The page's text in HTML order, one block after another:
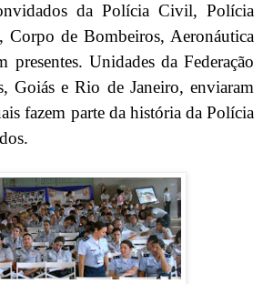
da Polícia Civil, Polícia
Corpo de Bombeiros, Aeronáutica
presentes. Unidades da Federação
Goiás e Rio de Janeiro, enviaram
fazem parte da história da Polícia